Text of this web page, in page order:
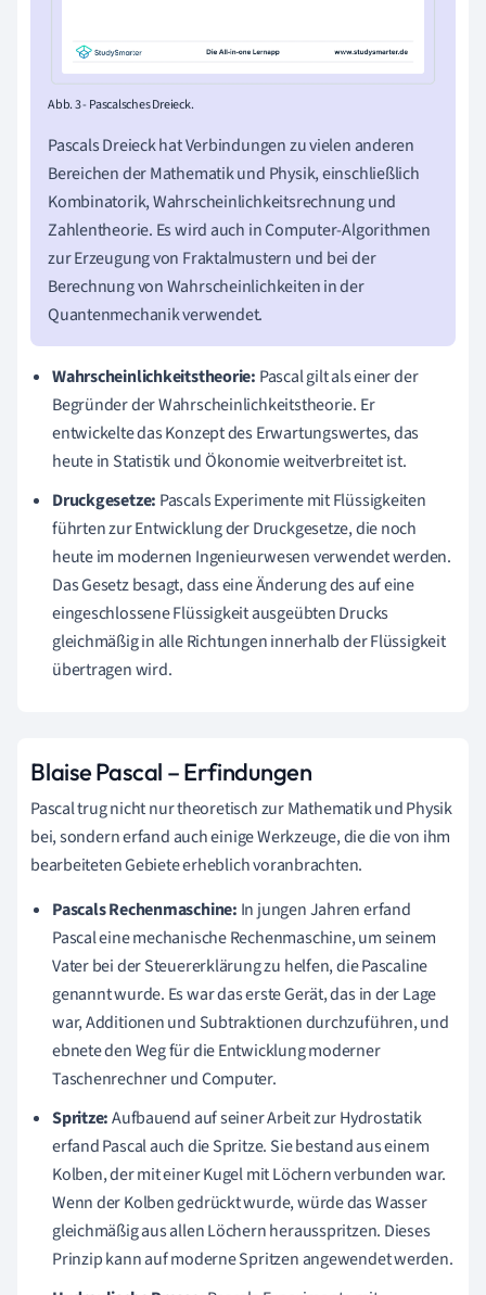
Abb. 3 - Pascalsches Dreieck.
Pascals Dreieck hat Verbindungen zu vielen anderen
Bereichen der Mathematik und Physik, einschließlich
Kombinatorik, Wahrscheinlichkeitsrechnung und
Zahlentheorie. Es wird auch in Computer-Algorithmen
zur Erzeugung von Fraktalmustern und bei der
Berechnung von Wahrscheinlichkeiten in der
Quantenmechanik verwendet.
Wahrscheinlichkeitstheorie: Pascal gilt als einer der
Begründer der Wahrscheinlichkeitstheorie. Er
entwickelte das Konzept des Erwartungswertes, das
heutein Statistik und Ökonomie weitverbreitet ist.
Druckgesetze: Pascals Experimente mit Flüssigkeiten
führten zur Entwicklung der Druckgesetze, die noch
heute im modernen Ingenieurwesen verwendet werden.
Das Gesetz besagt, dass eine Änderung des auf eine
eingeschlossene Flüssigkeit ausgeübten Drucks
gleichmäßig in alle Richtungen innerhalb der Flüssigkeit
übertragen wird.
Blaise Pascal – Erfindungen
Pascal trug nicht nur theoretisch zur Mathematik und Physik
bei, sondern erfand auch einige Werkzeuge, die die von ihm
bearbeiteten Gebiete erheblich voranbrachten.
Pascals Rechenmaschine: In jungen Jahren erfand
Pascal eine mechanische Rechenmaschine, um seinem
Vater bei der Steuererklärung zu helfen, die Pascaline
genannt wurde. Es war das erste Gerät, das in der Lage
war, Additionen und Subtraktionen durchzuführen, und
ebnete den Weg für die Entwicklung moderner
Taschenrechner und Computer.
Spritze:Aufbauend auf seiner Arbeit zur Hydrostatik
erfand Pascal auch die Spritze. Sie bestand aus einem
Kolben, der mit einer Kugel mit Löchern verbunden war.
Wenn der Kolben gedrückt wurde, würde das Wasser
gleichmäßig aus allen Löchern herausspritzen. Dieses
Prinzip kann auf moderne Spritzen angewendet werden.